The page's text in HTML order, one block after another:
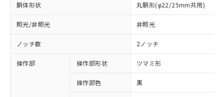
胴体形状 丸胴形(φ22/25mm共用)
照光/非照光 非照光
ノッチ数 2ノッチ
操作部 操作部形状 ツマミ形
操作部色 黒